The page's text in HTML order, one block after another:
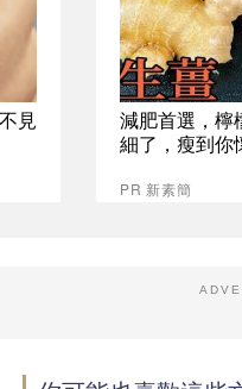
見
減肥首選，檸
細了，瘦到你
PR 新素簡